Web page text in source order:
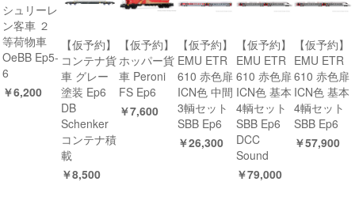
シュリーレ
ン客車 ２
等荷物車
OeBB Ep5-
6
￥6,200
【仮予約】
コンテナ貨
車 グレー
塗装 Ep6
DB
Schenker
コンテナ積
載
￥8,500
【仮予約】
ホッパー貨
車 Peroni
FS Ep6
￥7,600
【仮予約】
EMU ETR
610 赤色扉
ICN色 中間
3輌セット
SBB Ep6
￥26,300
【仮予約】
EMU ETR
610 赤色扉
ICN色 基本
4輌セット
SBB Ep6
DCC
Sound
￥79,000
【仮予約】
EMU ETR
610 赤色扉
ICN色 基本
4輌セット
SBB Ep6
￥57,900